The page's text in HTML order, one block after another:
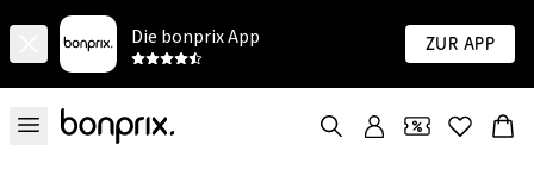
Die bonprix App Zur App